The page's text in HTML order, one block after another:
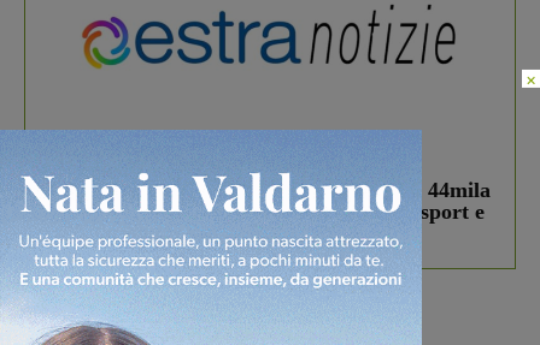
In vetrina
Estra Notizie agosto: Smart Cities, oltre 44mila
studenti coinvolti, torna il bando per lo sport e
debutta il podcast Estrair
×